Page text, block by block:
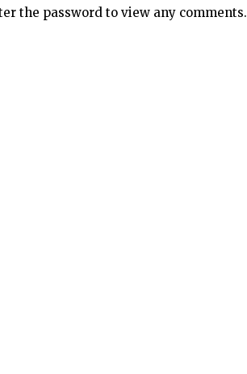
the password to view any comments.